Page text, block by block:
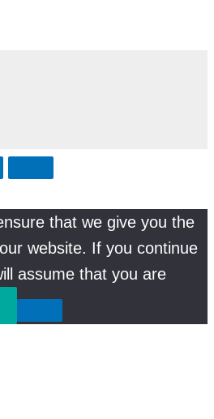
that we give you the
website. If you continue
assume that you are